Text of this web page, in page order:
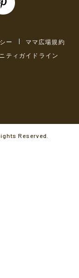
ー
ママ広場規約
ティガイドライン
Reserved.